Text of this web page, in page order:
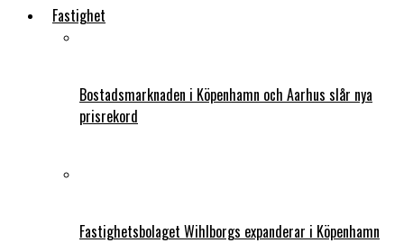
Fastighet
Bostadsmarknaden i Köpenhamn och Aarhus slår nya
prisrekord
Fastighetsbolaget Wihlborgs expanderar i Köpenhamn